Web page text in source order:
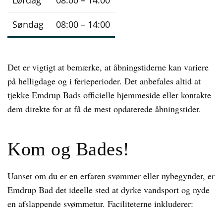
Søndag 08:00 – 14:00
Det er vigtigt at bemærke, at åbningstiderne kan variere
på helligdage og i ferieperioder. Det anbefales altid at
tjekke Emdrup Bads officielle hjemmeside eller kontakte
dem direkte for at få de mest opdaterede åbningstider.
Kom og Bades!
Uanset om du er en erfaren svømmer eller nybegynder, er
Emdrup Bad det ideelle sted at dyrke vandsport og nyde
en afslappende svømmetur. Faciliteterne inkluderer: